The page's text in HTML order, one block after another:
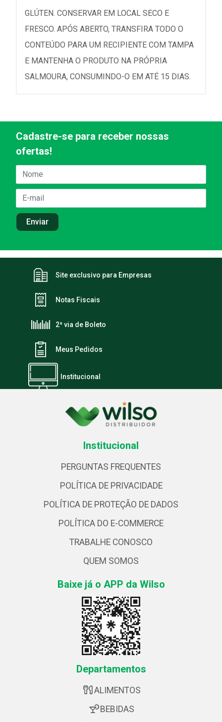
GLÚTEN. CONSERVAR EM LOCAL SECO E
FRESCO. APÓS ABERTO, TRANSFIRA TODO O
CONTEÚDO PARA UM RECIPIENTE COM TAMPA
E MANTENHA O PRODUTO NA PRÓPRIA
SALMOURA, CONSUMINDO-O EM ATÉ 15 DIAS.
Cadastre-se para receber nossas
ofertas!
Site exclusivo para Empresas
Notas Fiscais
2ª via de Boleto
Meus Pedidos
Institucional
Institucional
PERGUNTAS FREQUENTES
POLÍTICA DE PRIVACIDADE
POLÍTICA DE PROTEÇÃO DE DADOS
POLÍTICA DO E-COMMERCE
TRABALHE CONOSCO
QUEM SOMOS
Baixe já o APP da Wilso
Departamentos
ALIMENTOS
BEBIDAS